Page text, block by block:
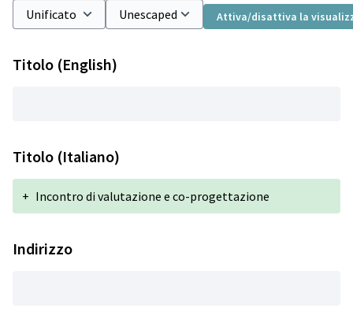
Attiva/disattiva la
Titolo (English)
Titolo (Italiano)
+ Incontro di valutazione e co-progettazione
Indirizzo